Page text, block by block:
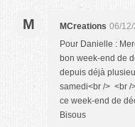
M MCreations 06/
Pour Danielle :
bon week-end de
depuis déjà
samedi<br /> <br /
ce week-end de
Bisous